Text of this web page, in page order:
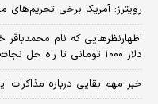
رویترز: آمریکا برخی تحریم‌های
اظهارنظرهایی که نام محمدباقر
دلار ۱۰۰۰ تومانی تا راه حل نجات کشور با ساخت بمب اتم و شلیک آن!
خبر مهم بقایی درباره